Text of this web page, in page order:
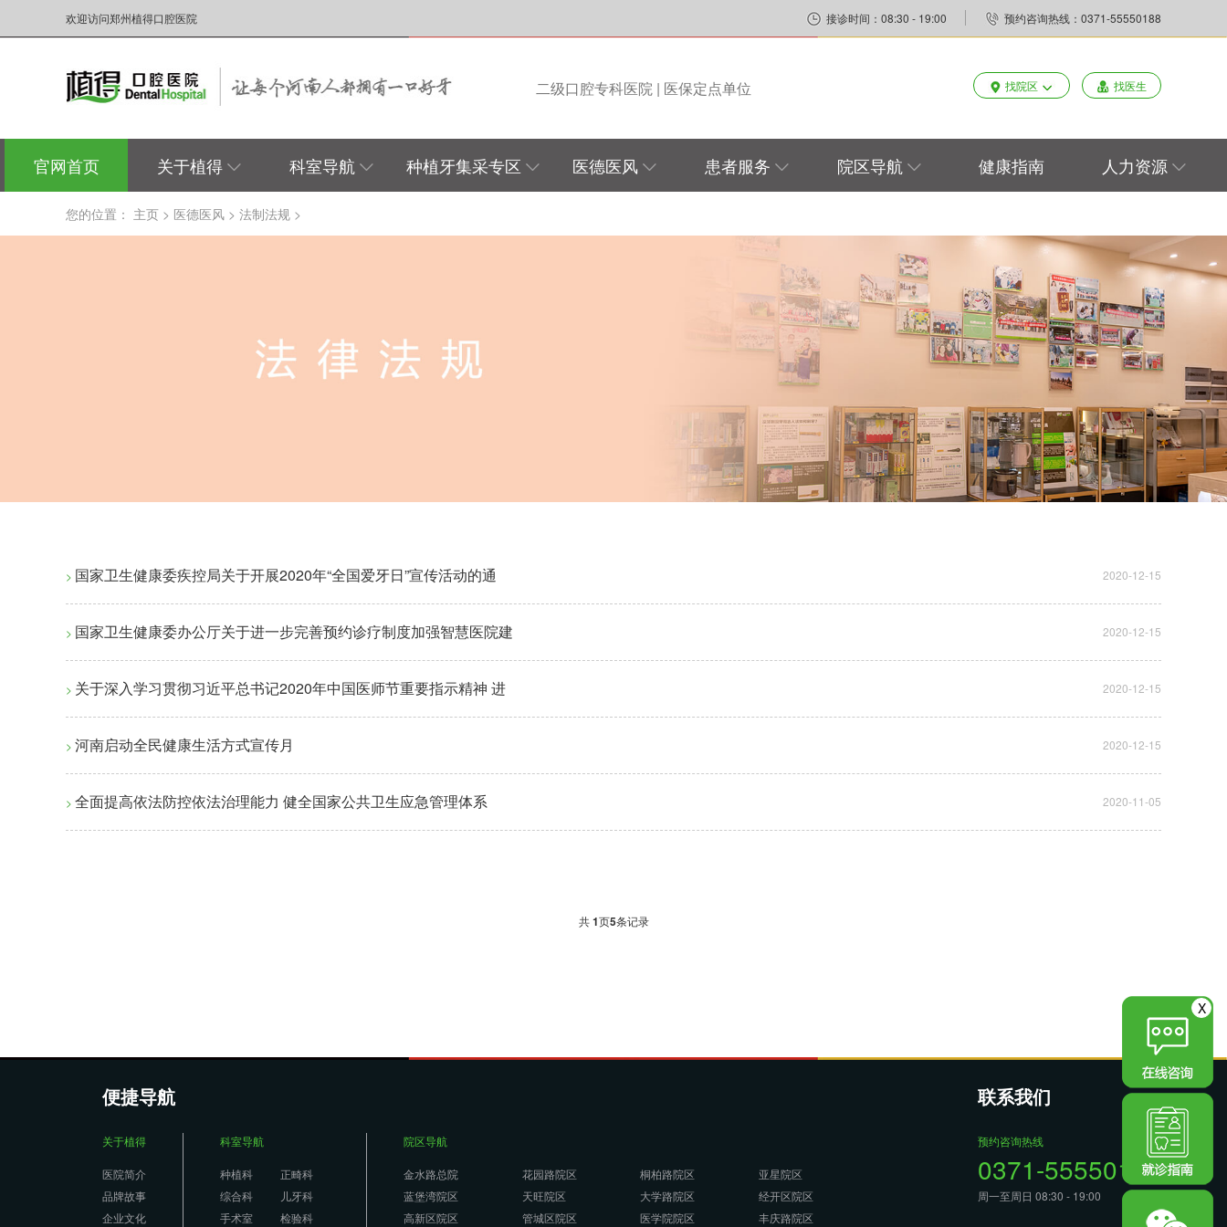
欢迎访问郑州植得口腔医院 预约咨询热线：0371-55550188
接诊时间：08:30 - 19:00
二级口腔专科医院 | 医保定点单位 找院区 找医生
官网首页 关于植得 科室导航 种植牙集采专区 医德医风 患者服务 院区导航 健康指南 人力资源
您的位置： 主页 > 医德医风 > 法制法规 >
> 国家卫生健康委疾控局关于开展2020年“全国爱牙日”宣传活动的通 2020-12-15
> 国家卫生健康委办公厅关于进一步完善预约诊疗制度加强智慧医院建 2020-12-15
> 关于深入学习贯彻习近平总书记2020年中国医师节重要指示精神 进 2020-12-15
> 河南启动全民健康生活方式宣传月 2020-12-15
> 全面提高依法防控依法治理能力 健全国家公共卫生应急管理体系 2020-11-05
共1页5条记录
便捷导航
关于植得
医院简介
品牌故事
企业文化
科室导航
种植科
正畸科
综合科
儿牙科
手术室
检验科
院区导航
金水路总院 花园路院区 桐柏路院区
亚星院区
蓝堡湾院区
天旺院区 大学路院区
经开区院区
高新区院区
管城区院区 医学院院区 丰庆路院区
联系我们
预约咨询热线
0371-55550188
周一至周日 08:30 - 19:00
X